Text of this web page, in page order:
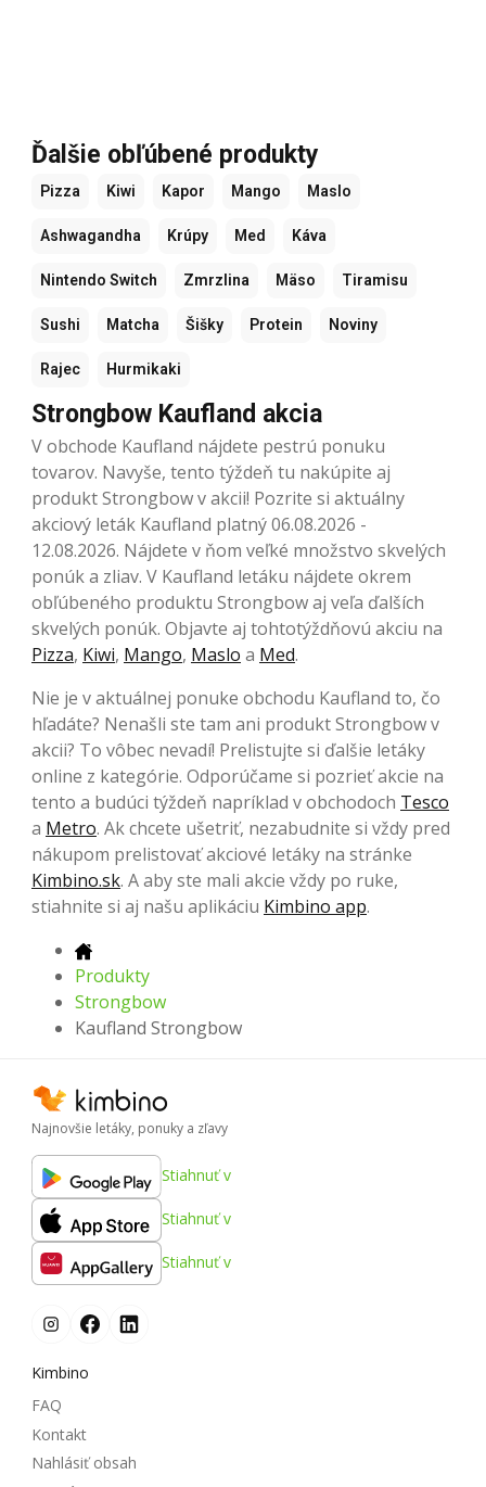
Ďalšie obľúbené produkty
Pizza Kiwi Kapor Mango Maslo
Ashwagandha Krúpy Med Káva
Nintendo Switch Zmrzlina Mäso Tiramisu
Sushi Matcha Šišky Protein Noviny
Rajec Hurmikaki
Strongbow Kaufland akcia
V obchode Kaufland nájdete pestrú ponuku
tovarov. Navyše, tento týždeň tu nakúpite aj
produkt Strongbow v akcii! Pozrite si aktuálny
akciový leták Kaufland platný 06.08.2026 -
12.08.2026. Nájdete v ňom veľké množstvo skvelých
ponúk a zliav. V Kaufland letáku nájdete okrem
obľúbeného produktu Strongbow aj veľa ďalších
skvelých ponúk. Objavte aj tohtotýždňovú akciu na
Pizza, Kiwi, Mango, Maslo a Med.
Nie je v aktuálnej ponuke obchodu Kaufland to, čo
hľadáte? Nenašli ste tam ani produkt Strongbow v
akcii? To vôbec nevadí! Prelistujte si ďalšie letáky
online z kategórie. Odporúčame si pozrieť akcie na
tento a budúci týždeň napríklad v obchodoch Tesco
a Metro. Ak chcete ušetriť, nezabudnite si vždy pred
nákupom prelistovať akciové letáky na stránke
Kimbino.sk. A aby ste mali akcie vždy po ruke,
stiahnite si aj našu aplikáciu Kimbino app.
Produkty
Strongbow
Kaufland Strongbow
Najnovšie letáky, ponuky a zľavy
Stiahnuť v
Stiahnuť v
Stiahnuť v
Kimbino
FAQ
Kontakt
Nahlásiť obsah